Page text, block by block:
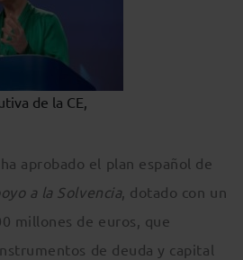
de la CE,
aprobado el plan español de
a la Solvencia, dotado con un
millones de euros, que
de deuda y capital